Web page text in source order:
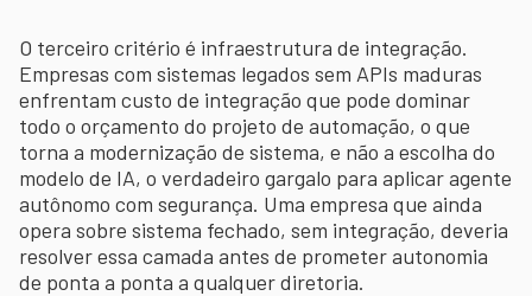
O terceiro critério é infraestrutura de integração.
Empresas com sistemas legados sem APIs maduras
enfrentam custo de integração que pode dominar
todo o orçamento do projeto de automação, o que
torna a modernização de sistema, e não a escolha do
modelo de IA, o verdadeiro gargalo para aplicar agente
autônomo com segurança. Uma empresa que ainda
opera sobre sistema fechado, sem integração, deveria
resolver essa camada antes de prometer autonomia
de ponta a ponta a qualquer diretoria.